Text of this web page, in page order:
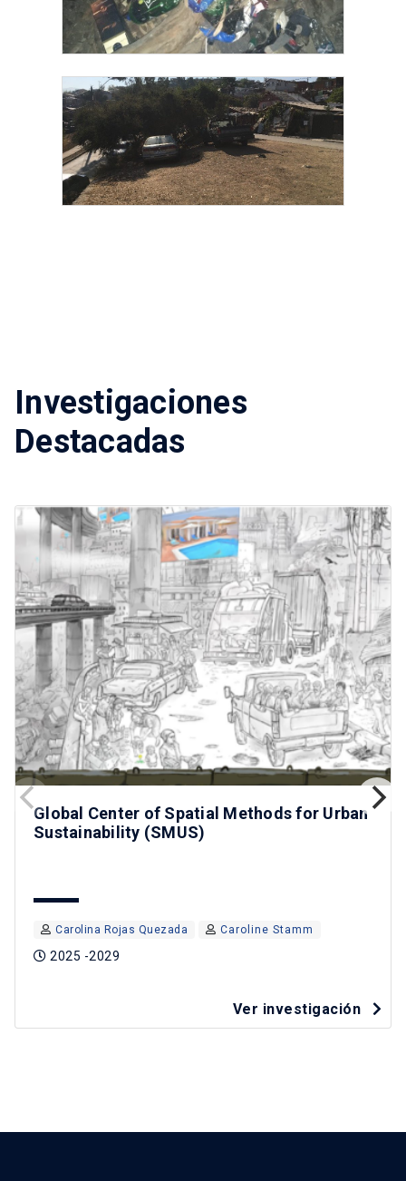
Investigaciones
Destacadas
Global Center of Spatial Methods for Urban
Sustainability (SMUS)
Carolina Rojas Quezada Caroline Stamm
2025 -2029
Ver investigación